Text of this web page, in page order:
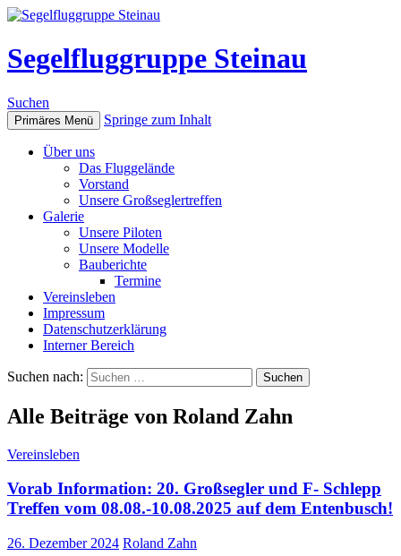
Segelfluggruppe Steinau
Suchen
Primäres Menü Springe zum Inhalt
Über uns
Das Fluggelände
Vorstand
Unsere Großseglertreffen
Galerie
Unsere Piloten
Unsere Modelle
Bauberichte
Termine
Vereinsleben
Impressum
Datenschutzerklärung
Interner Bereich
Suchen nach:
Alle Beiträge von Roland Zahn
Vereinsleben
Vorab Information: 20. Großsegler und F- Schlepp
Treffen vom 08.08.-10.08.2025 auf dem Entenbusch!
26. Dezember 2024 Roland Zahn